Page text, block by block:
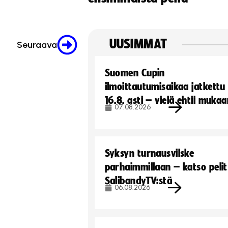
Seuraava UUSIMMAT
Suomen Cupin
ilmoittautumisaikaa jatkettu
16.8. asti – vielä ehtii
07.08.2026
Syksyn turnausvilske
parhaimmillaan – katso pelit
SalibandyTV:stä
06.08.2026